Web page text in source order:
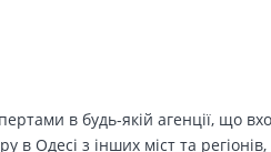
в будь-якій агенції, що
в Одесі з інших міст та